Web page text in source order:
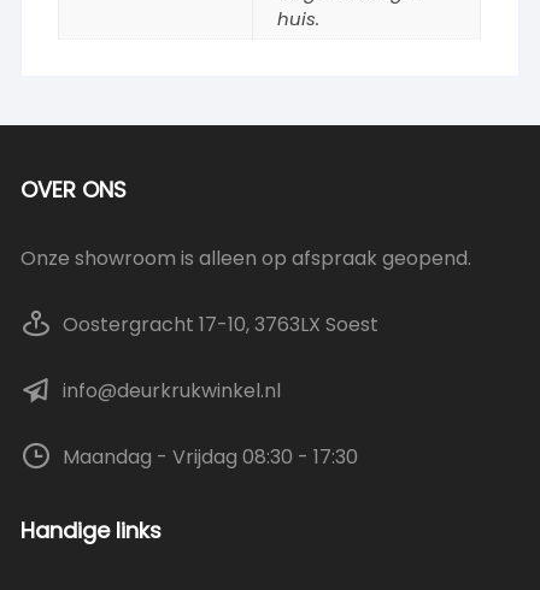
huis.
OVER ONS
Onze showroom is alleen op afspraak geopend.
Oostergracht 17-10, 3763LX Soest
info@deurkrukwinkel.nl
Maandag - Vrijdag 08:30 - 17:30
Handige links